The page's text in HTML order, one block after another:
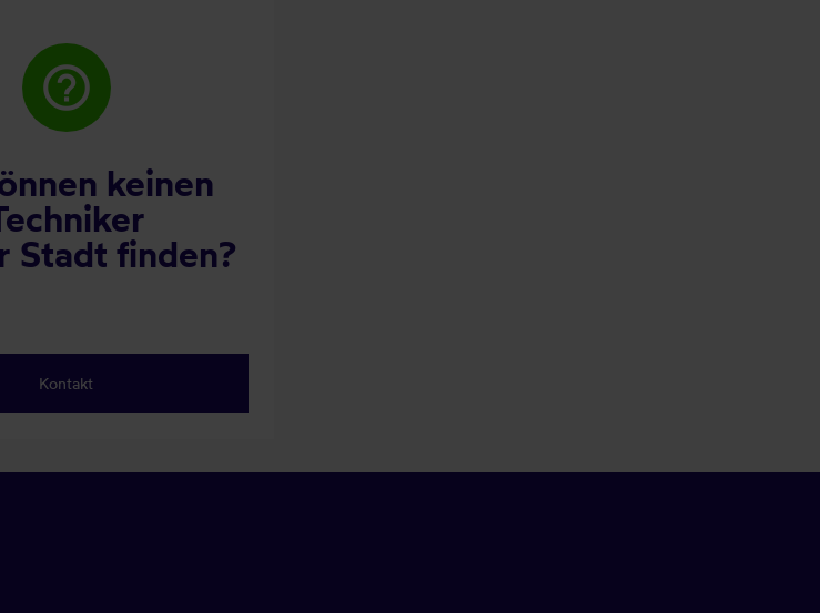
help_outline
keinen
Stadt finden?
Kontakt